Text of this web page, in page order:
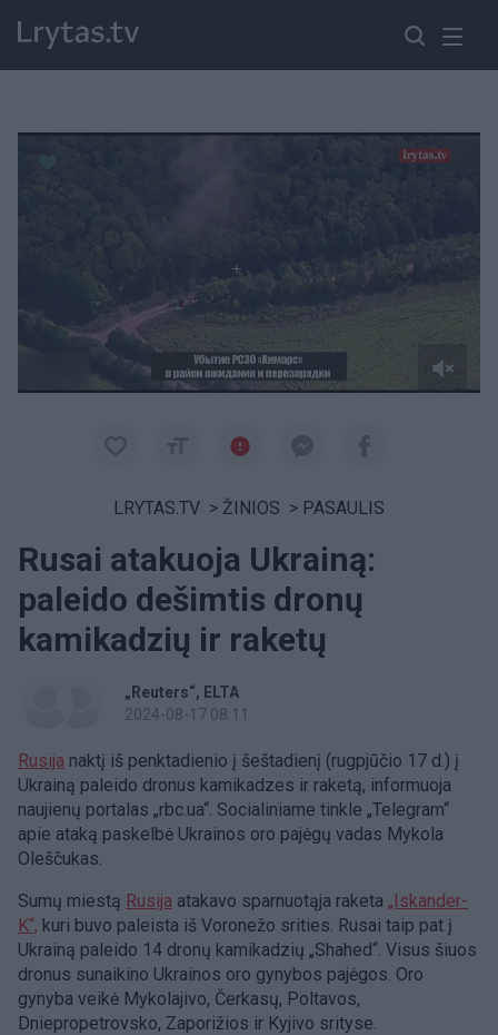
LRYTAS.TV > ŽINIOS > PASAULIS
Rusai atakuoja Ukrainą:
paleido dešimtis dronų
kamikadzių ir raketų
„Reuters“
ELTA
2024-08-17 08:11
Rusija naktį iš penktadienio į šeštadienį (rugpjūčio 17 d.) į
Ukrainą paleido dronus kamikadzes ir raketą, informuoja
naujienų portalas „rbc.ua“. Socialiniame tinkle „Telegram“
apie ataką paskelbė Ukrainos oro pajėgų vadas Mykola
Oleščukas.
Sumų miestą Rusija atakavo sparnuotąja raketa „Iskander-
K“, kuri buvo paleista iš Voronežo srities. Rusai taip pat į
Ukrainą paleido 14 dronų kamikadzių „Shahed“. Visus šiuos
dronus sunaikino Ukrainos oro gynybos pajėgos. Oro
gynyba veikė Mykolajivo, Čerkasų, Poltavos,
Dniepropetrovsko, Zaporižios ir Kyjivo srityse.